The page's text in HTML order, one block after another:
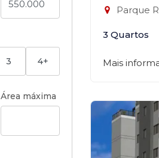
3 4+
Área máxima
Parque
3 Quartos
Mais